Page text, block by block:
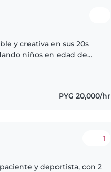
y creativa en sus 20s
niños en edad de
PYG 20,000/hr
1
y deportista, con 2